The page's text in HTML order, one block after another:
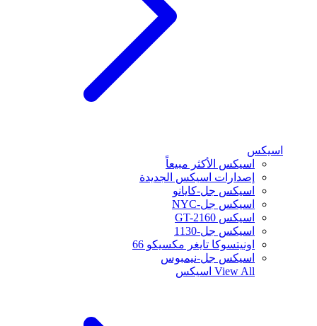
اسيكس
اسيكس الأكثر مبيعاً
إصدارات اسيكس الجديدة
اسيكس جل-كايانو
اسيكس جل-NYC
اسيكس GT-2160
اسيكس جل-1130
اونيتسوكا تايغر مكسيكو 66
اسيكس جل-نيمبوس
View All اسيكس